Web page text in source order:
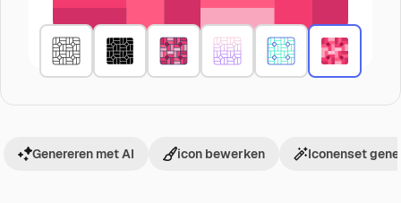
Genereren met AI icon bewerken Iconenset